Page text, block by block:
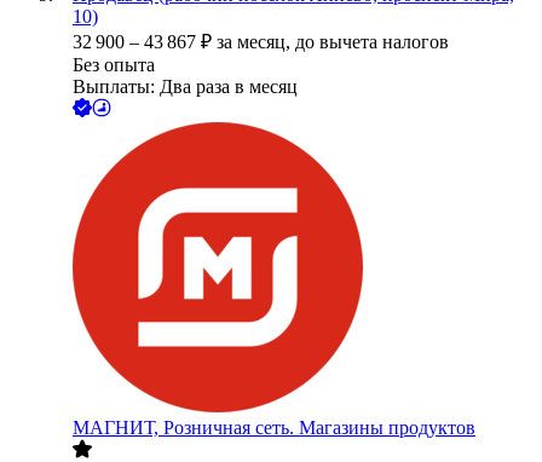
10)
32 900 – 43 867 ₽ за месяц, до вычета налогов
Без опыта
Выплаты: Два раза в месяц
МАГНИТ, Розничная сеть. Магазины продуктов